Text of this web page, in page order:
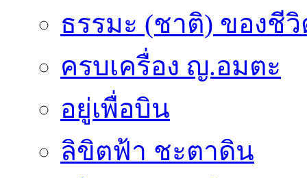
ธรรมะ (ชาติ) ของชี
ครบเครื่อง ญ.อมตะ
อยู่เพื่อบิน
ลิขิตฟ้า ชะตาดิน